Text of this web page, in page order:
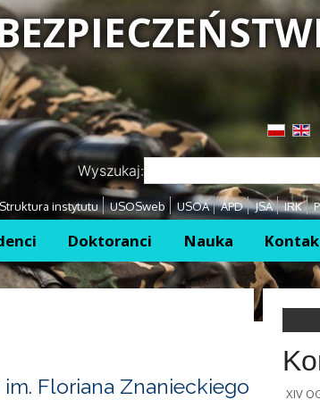
Przejdź
Przejdź
Wyszukaj:
Struktura instytutu USOSweb USOA APD JSA IRK
Doktoranci Nauka
Floriana Znanieckiego XIV